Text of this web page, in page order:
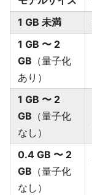
1 GB 未満
1 GB 〜 2
GB （量子化
あり）
1 GB 〜 2
GB （量子化
なし）
0.4 GB 〜 2
GB （量子化
なし）